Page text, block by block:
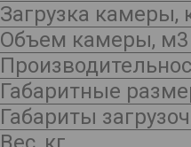
Загрузка камеры,
Объем камеры, м3
Габаритные
Габариты